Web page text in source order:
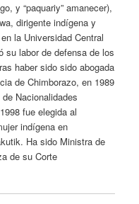
y “paquariy” amanecer),
dirigente indígena y
la Universidad Central
su labor de defensa de los
haber sido sido abogada
de Chimborazo, en 1989
Nacionalidades
fue elegida al
indígena en
Ha sido Ministra de
de su Corte